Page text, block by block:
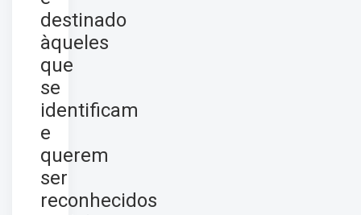
destinado
àqueles
que
se
identificam
e
querem
ser
reconhecidos